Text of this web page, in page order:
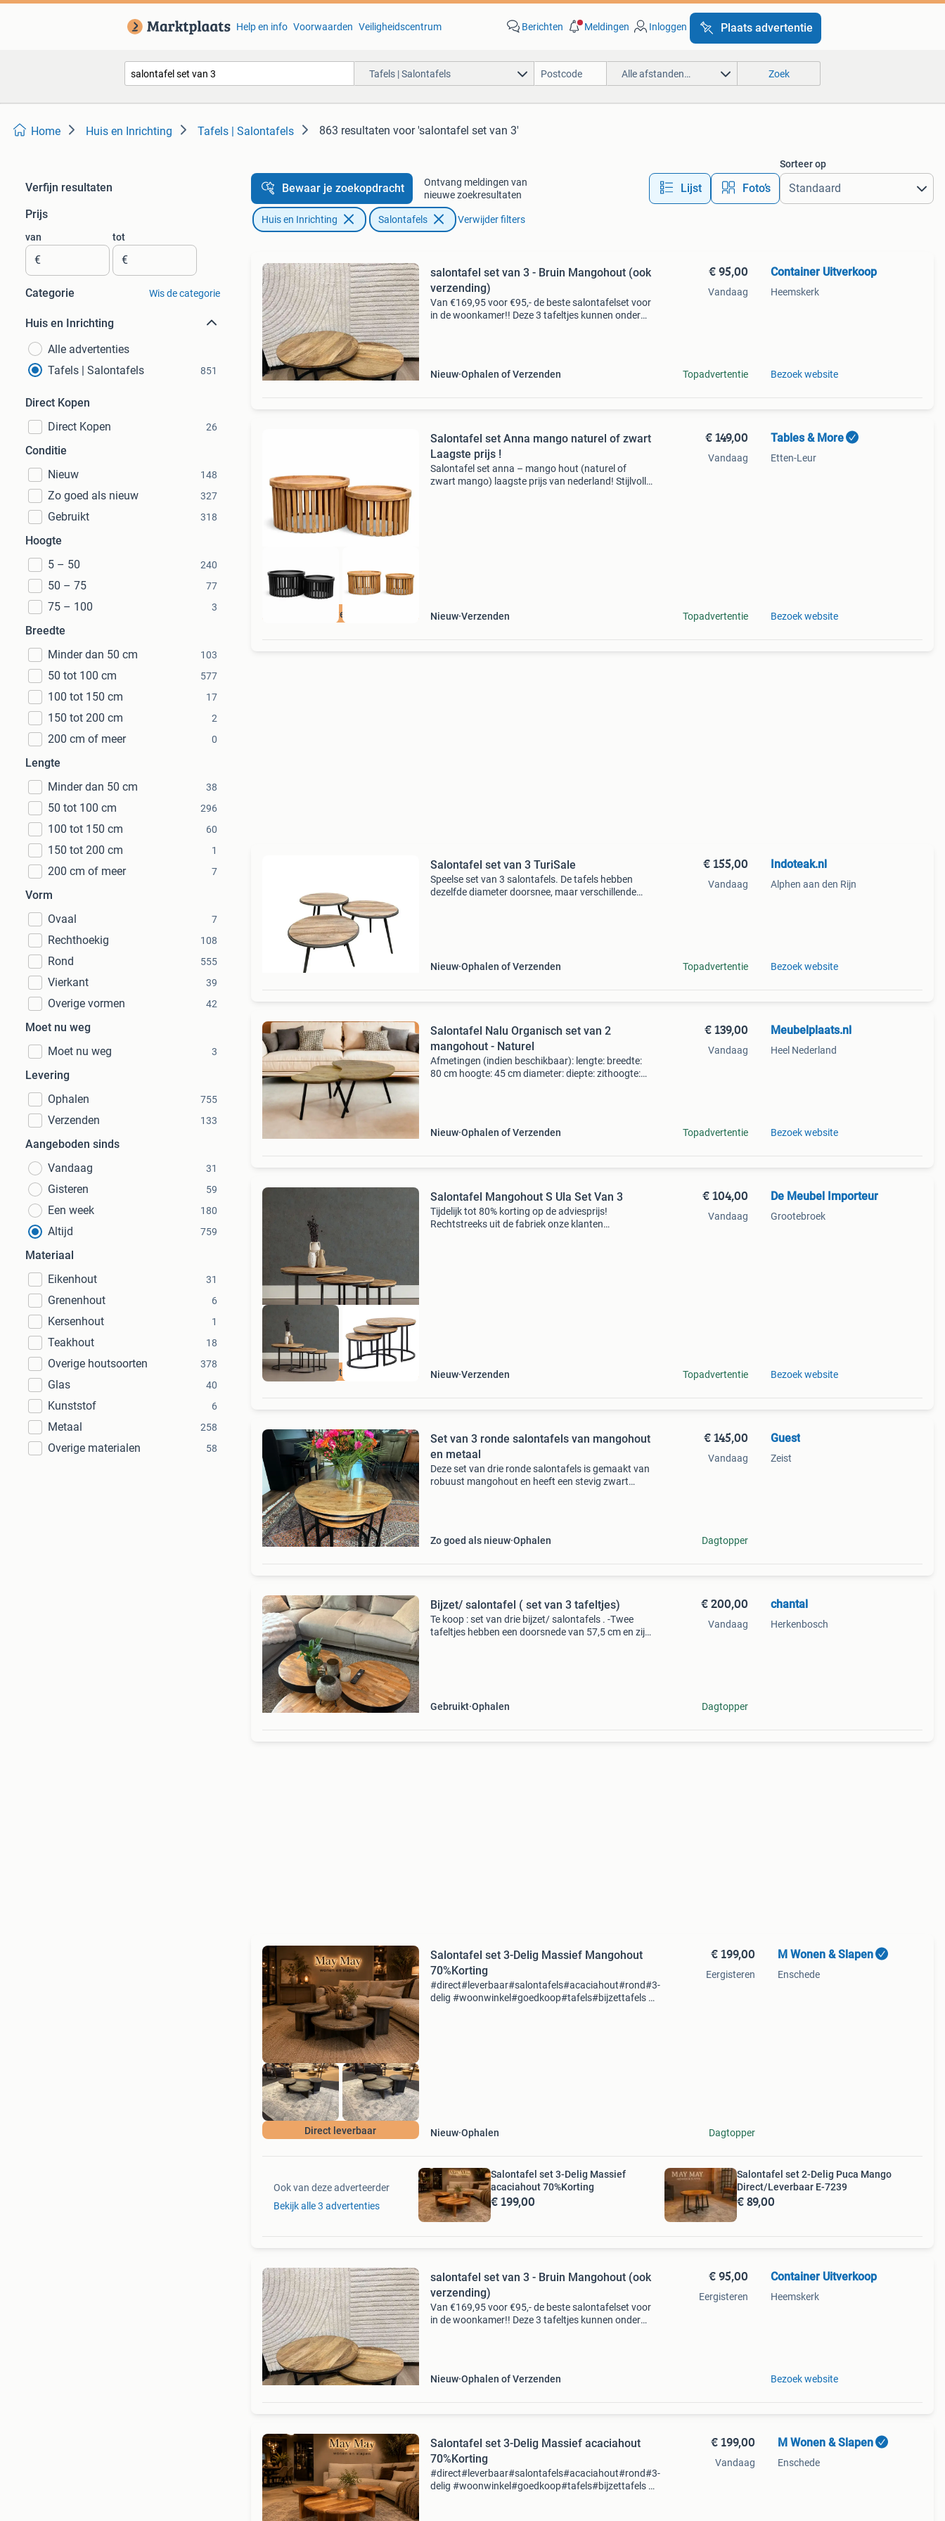
Help en info Voorwaarden Veiligheidscentrum Berichten Meldingen Inloggen Plaats advertentie
Tafels | Salontafels Alle afstanden… Zoek
Home Huis en Inrichting Tafels | Salontafels 863 resultaten voor 'salontafel set van 3'
Verfijn resultaten
Prijs
van
€
tot
€
Categorie Wis de categorie
Huis en Inrichting
Alle advertenties
Tafels | Salontafels
851
Direct Kopen
Direct Kopen
26
Conditie
Nieuw
148
Zo goed als nieuw 327
Gebruikt 318
Hoogte
5 – 50
240
50 – 75 77
75 – 100 3
Breedte
Minder dan 50 cm
103
50 tot 100 cm 577
100 tot 150 cm 17
150 tot 200 cm 2
200 cm of meer 0
Lengte
Minder dan 50 cm
38
50 tot 100 cm 296
100 tot 150 cm 60
150 tot 200 cm 1
200 cm of meer 7
Vorm
Ovaal
7
Rechthoekig 108
Rond 555
Vierkant 39
Overige vormen 42
Moet nu weg
Moet nu weg
3
Levering
Ophalen
755
Verzenden 133
Aangeboden sinds
Vandaag
31
Gisteren 59
Een week 180
Altijd 759
Materiaal
Eikenhout
31
Grenenhout 6
Kersenhout 1
Teakhout 18
Overige houtsoorten 378
Glas 40
Kunststof 6
Metaal 258
Overige materialen 58
Bewaar je zoekopdracht
Ontvang meldingen van
nieuwe zoekresultaten
Lijst Foto’s
Sorteer op
Huis en Inrichting Salontafels Verwijder filters
salontafel set van 3 - Bruin Mangohout (ook
verzending)
Van €169,95 voor €95,- de beste salontafelset voor
in de woonkamer!! Deze 3 tafeltjes kunnen onder
Nieuw Ophalen of Verzenden
€ 95,00
Vandaag
Topadvertentie
Container Uitverkoop
Heemskerk
Bezoek website
Laagste prijs !
Salontafel set Anna mango naturel of zwart
Laagste prijs !
Salontafel set anna – mango hout (naturel of
zwart mango) laagste prijs van nederland! Stijlvolle
Nieuw Verzenden
€ 149,00
Vandaag
Topadvertentie
Tables & More
Etten-Leur
Bezoek website
Salontafel set van 3 TuriSale
Speelse set van 3 salontafels. De tafels hebben
dezelfde diameter doorsnee, maar verschillende
Nieuw Ophalen of Verzenden
€ 155,00
Vandaag
Topadvertentie
Indoteak.nl
Alphen aan den Rijn
Bezoek website
Salontafel Nalu Organisch set van 2
mangohout - Naturel
Afmetingen (indien beschikbaar): lengte: breedte:
80 cm hoogte: 45 cm diameter: diepte: zithoogte:
Nieuw Ophalen of Verzenden
€ 139,00
Vandaag
Topadvertentie
Meubelplaats.nl
Heel Nederland
Bezoek website
Laagste prijs
Salontafel Mangohout S Ula Set Van 3
Tijdelijk tot 80% korting op de adviesprijs!
Rechtstreeks uit de fabriek onze klanten
Nieuw Verzenden
€ 104,00
Vandaag
Topadvertentie
De Meubel Importeur
Grootebroek
Bezoek website
Set van 3 ronde salontafels van mangohout
en metaal
Deze set van drie ronde salontafels is gemaakt van
robuust mangohout en heeft een stevig zwart
Zo goed als nieuw Ophalen
€ 145,00
Vandaag
Dagtopper
Guest
Zeist
Bijzet/ salontafel ( set van 3 tafeltjes)
Te koop : set van drie bijzet/ salontafels . -Twee
tafeltjes hebben een doorsnede van 57,5 cm en zijn
Gebruikt Ophalen
€ 200,00
Vandaag
Dagtopper
chantal
Herkenbosch
Direct leverbaar
Salontafel set 3-Delig Massief Mangohout
70%Korting
#direct#leverbaar#salontafels#acaciahout#rond#3-
delig #woonwinkel#goedkoop#tafels#bijzettafels ✨
Nieuw Ophalen
€ 199,00
Eergisteren
Dagtopper
M Wonen & Slapen
Enschede
Ook van deze adverteerder
Bekijk alle 3 advertenties
Salontafel set 3-Delig Massief
acaciahout 70%Korting
€ 199,00
Salontafel set 2-Delig Puca Mango
Direct/Leverbaar E-7239
€ 89,00
salontafel set van 3 - Bruin Mangohout (ook
verzending)
Van €169,95 voor €95,- de beste salontafelset voor
in de woonkamer!! Deze 3 tafeltjes kunnen onder
Nieuw Ophalen of Verzenden
€ 95,00
Eergisteren
Container Uitverkoop
Heemskerk
Bezoek website
Salontafel set 3-Delig Massief acaciahout
70%Korting
#direct#leverbaar#salontafels#acaciahout#rond#3-
delig #woonwinkel#goedkoop#tafels#bijzettafels ✨
€ 199,00
Vandaag
M Wonen & Slapen
Enschede